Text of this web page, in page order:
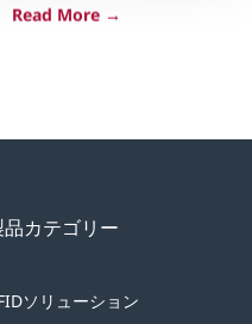
品カテゴリー
ソリューション